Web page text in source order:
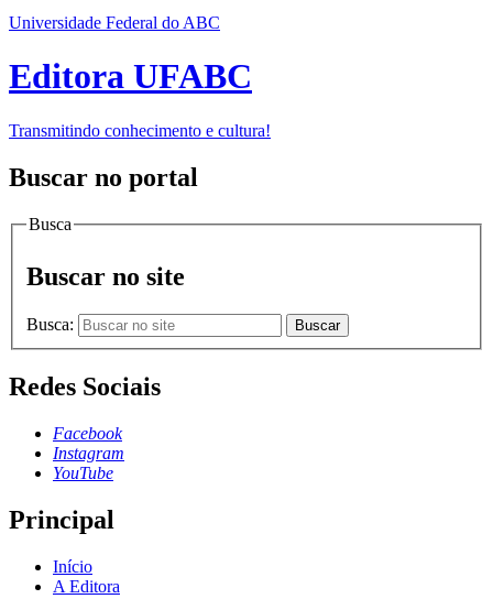
Universidade Federal do ABC
Editora UFABC
Transmitindo conhecimento e cultura!
Buscar no portal
Busca
Buscar no site
Busca: Buscar
Redes Sociais
Facebook
Instagram
YouTube
Principal
Início
A Editora